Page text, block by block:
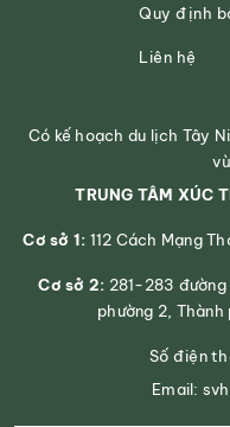
Quy định
Liên hệ
Có kế hoạch du lịch Tây
TRUNG TÂM XÚC
Cơ sở 1: 112 Cách Mạng
Cơ sở 2: 281-283 đường
phường 2,
Số điện
Email: